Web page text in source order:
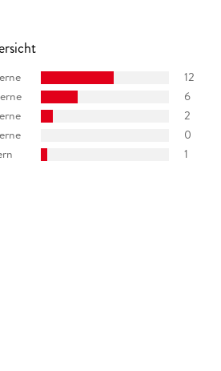
12
6
2
0
1